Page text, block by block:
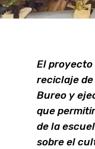
El
reciclaje
Bureo y
que
de la
sobre el